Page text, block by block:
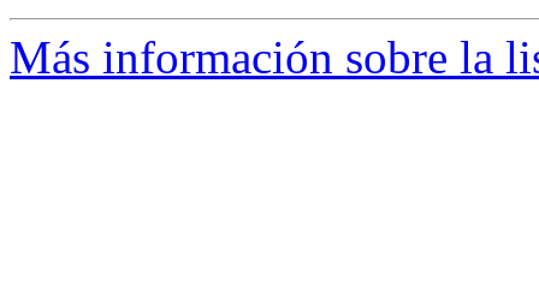
Más información sobre la